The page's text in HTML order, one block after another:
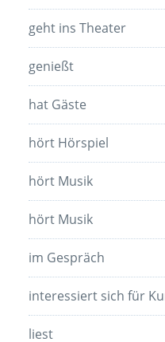
geht ins Theater
genießt
hat Gäste
hört Hörspiel
hört Musik
hört Musik
im Gespräch
interessiert sich für
liest